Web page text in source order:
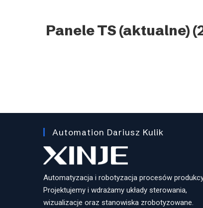
Panele TS (aktualne)
Automation Dariusz Kulik
Automatyzacja i robotyzacja procesów
Projektujemy i wdrażamy układy sterowania,
wizualizacje oraz stanowiska zrobotyzowane.